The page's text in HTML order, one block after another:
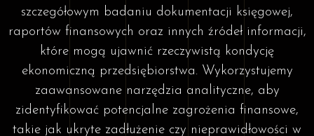
szczegółowym badaniu dokumentacji księgowej,
raportów finansowych oraz innych źródeł informacji,
które mogą ujawnić rzeczywistą kondycję
ekonomiczną przedsiębiorstwa. Wykorzystujemy
zaawansowane narzędzia analityczne, aby
zidentyfikować potencjalne zagrożenia finansowe,
takie jak ukryte zadłużenie czy nieprawidłowości w